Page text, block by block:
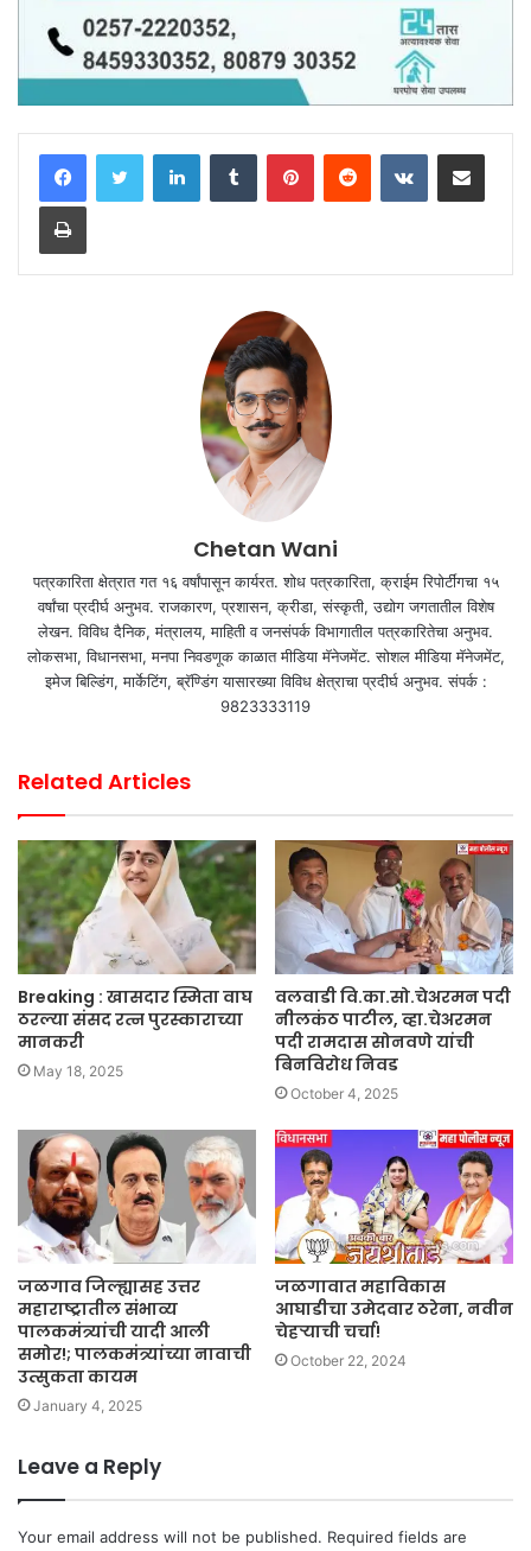
LinkedInTumblr PinterestReddit VKontakteShare via Email
Print
Chetan Wani
पत्रकारिता क्षेत्रात गत १६ वर्षांपासून कार्यरत. शोध पत्रकारिता, क्राईम रिपोर्टींगचा १५
वर्षांचा प्रदीर्घ अनुभव. राजकारण, प्रशासन, क्रीडा, संस्कृती, उद्योग जगतातील विशेष
लेखन. विविध दैनिक, मंत्रालय, माहिती व जनसंपर्क विभागातील पत्रकारितेचा अनुभव.
लोकसभा, विधानसभा, मनपा निवडणूक काळात मीडिया मॅनेजमेंट. सोशल मीडिया मॅनेजमेंट,
इमेज बिल्डिंग, मार्केटिंग, ब्रॅण्डिंग यासारख्या विविध क्षेत्राचा प्रदीर्घ अनुभव. संपर्क :
9823333119
Related Articles
Breaking : खासदार स्मिता वाघ
ठरल्या संसद रत्न पुरस्काराच्या
मानकरी
May 18, 2025
वलवाडी वि.का.सो.चेअरमन पदी
नीलकंठ पाटील, व्हा.चेअरमन
पदी रामदास सोनवणे यांची
बिनविरोध निवड
October 4, 2025
जळगाव जिल्ह्यासह उत्तर
महाराष्ट्रातील संभाव्य
पालकमंत्र्यांची यादी आली
समोर!; पालकमंत्र्यांच्या नावाची
उत्सुकता कायम
January 4, 2025
जळगावात महाविकास
आघाडीचा उमेदवार ठरेना, नवीन
चेहऱ्याची चर्चा!
October 22, 2024
Leave a Reply
Your email address will not be published. Required fields are